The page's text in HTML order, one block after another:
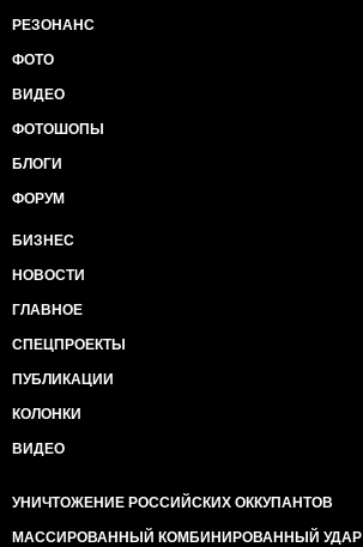
РЕЗОНАНС
ФОТО
ВИДЕО
ФОТОШОПЫ
БЛОГИ
ФОРУМ
БИЗНЕС
НОВОСТИ
ГЛАВНОЕ
СПЕЦПРОЕКТЫ
ПУБЛИКАЦИИ
КОЛОНКИ
ВИДЕО
УНИЧТОЖЕНИЕ РОССИЙСКИХ ОККУПАНТОВ
МАССИРОВАННЫЙ КОМБИНИРОВАННЫЙ УДАР